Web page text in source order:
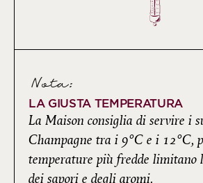
Nota:
LA GIUSTA TEMPERATURA
La Maison consiglia di servire i
Champagne tra i 9°C e i 12°C,
temperature più fredde limitano
dei sapori e degli aromi.